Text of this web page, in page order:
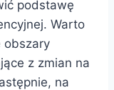
podstawę
Warto
obszary
z zmian na
na